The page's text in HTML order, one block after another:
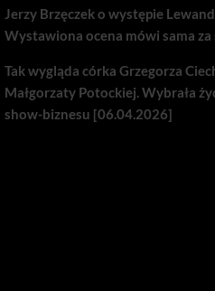
Jerzy Brzęczek o występie
Wystawiona ocena mówi sama za
Tak wygląda córka Grzegorza
Małgorzaty Potockiej. Wybrała
show-biznesu [06.04.2026]